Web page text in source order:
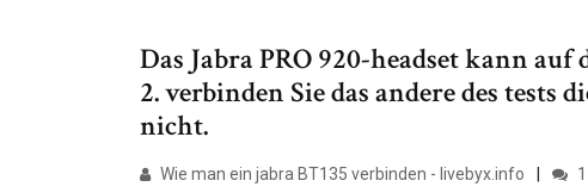
Das Jabra PRO 920-headset kann
2. verbinden Sie das andere des tests
nicht.
Wie man ein jabra BT135 verbinden - livebyx.info